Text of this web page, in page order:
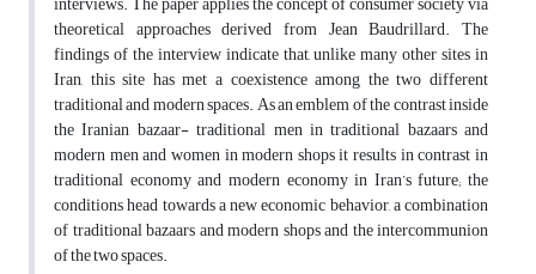
theoretical approaches derived from Jean Baudrillard. The
findings of the interview indicate that, unlike many other sites in
Iran, this site has met a coexistence among the two different
traditional and modern spaces. As an emblem of the contrast inside
the Iranian bazaar- traditional men in traditional bazaars and
modern men and women in modern shops it results in contrast in
traditional economy and modern economy in Iran’s future; the
conditions head towards a new economic behavior, a combination
of traditional bazaars and modern shops and the intercommunion
of the two spaces.